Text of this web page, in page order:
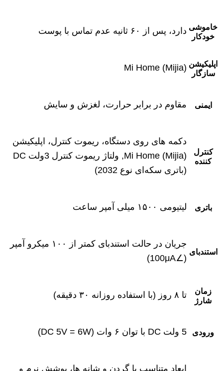
خاموشی
خودکار
دارد، پس از ۶۰ ثانیه عدم تماس با پوست
اپلیکیشن
سازگار
Mi Home (Mijia)
ایمنی مقاوم در برابر حرارت، لغزش و سایش
کنترل
‌کننده
دکمه ‌های روی دستگاه، ریموت کنترل، اپلیکیشن
Mi Home (Mijia), ولتاژ ریموت کنترل 3ولت DC
(باتری سکه‌ای نوع 2032)
باتری لیتیومی ۱۵۰۰ میلی ‌آمپر ساعت
استندبای
جریان در حالت استندبای کمتر از ۱۰۰ میکرو آمپر
(∠100μA)
زمان
شارژ
تا ۸ روز (با استفاده روزانه ۳۰ دقیقه)
ورودی 5 ولت DC با توان ۶ وات (DC 5V = 6W)
ابعاد متناسب با گردن و شانه‌ ها، پوشش نرم و